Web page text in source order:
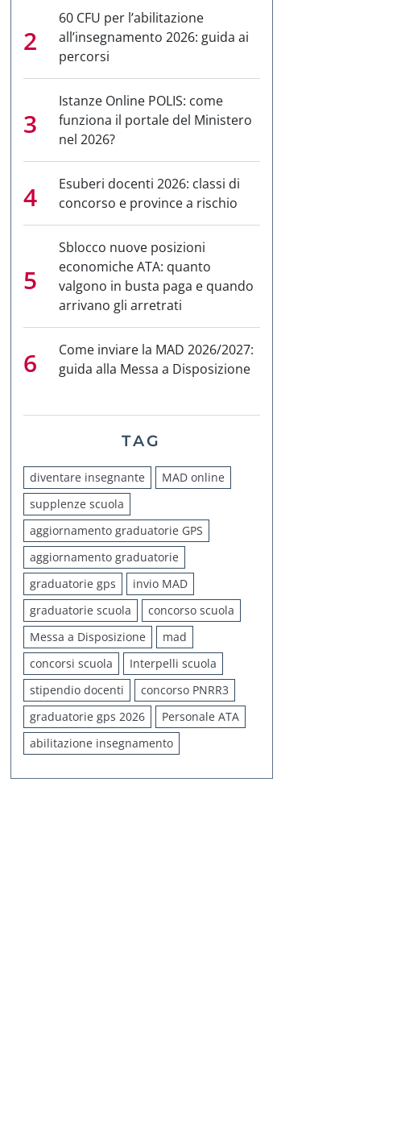
60 CFU per l’abilitazione
all’insegnamento 2026: guida ai
percorsi
Istanze Online POLIS: come
funziona il portale del Ministero
nel 2026?
Esuberi docenti 2026: classi di
concorso e province a rischio
Sblocco nuove posizioni
economiche ATA: quanto
valgono in busta paga e quando
arrivano gli arretrati
Come inviare la MAD 2026/2027:
guida alla Messa a Disposizione
TAG
diventare insegnante
MAD online
supplenze scuola
aggiornamento graduatorie GPS
aggiornamento graduatorie
graduatorie gps
invio MAD
graduatorie scuola
concorso scuola
Messa a Disposizione
mad
concorsi scuola
Interpelli scuola
stipendio docenti
concorso PNRR3
graduatorie gps 2026
Personale ATA
abilitazione insegnamento